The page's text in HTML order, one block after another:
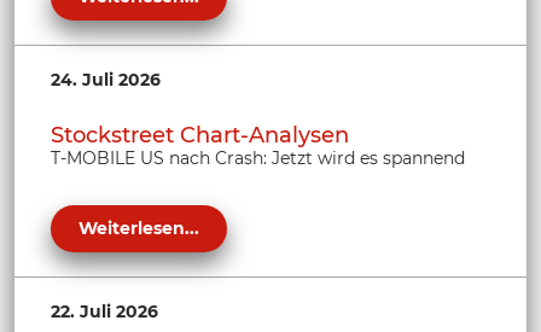
24. Juli 2026
Stockstreet Chart-Analysen
T-MOBILE US nach Crash: Jetzt wird es spannend
Weiterlesen...
22. Juli 2026